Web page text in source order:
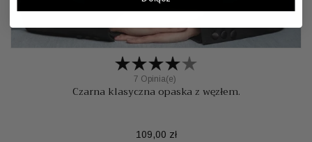
7 Opinia(e)
Czarna klasyczna opaska z węzłem.
Cena
109,00 zł